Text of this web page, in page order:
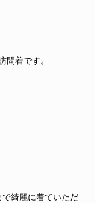
問着です。
綺麗に着ていただ